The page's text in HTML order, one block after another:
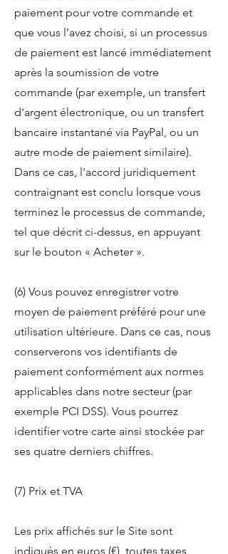
paiement pour votre commande et
que vous l’avez choisi, si un processus
de paiement est lancé immédiatement
après la soumission de votre
commande (par exemple, un transfert
d'argent électronique, ou un transfert
bancaire instantané via PayPal, ou un
autre mode de paiement similaire).
Dans ce cas, l'accord juridiquement
contraignant est conclu lorsque vous
terminez le processus de commande,
tel que décrit ci-dessus, en appuyant
sur le bouton « Acheter ».
(6) Vous pouvez enregistrer votre
moyen de paiement préféré pour une
utilisation ultérieure. Dans ce cas, nous
conserverons vos identifiants de
paiement conformément aux normes
applicables dans notre secteur (par
exemple PCI DSS). Vous pourrez
identifier votre carte ainsi stockée par
ses quatre derniers chiffres.
(7) Prix et TVA
Les prix affichés sur le Site sont
indiqués en euros (€), toutes taxes